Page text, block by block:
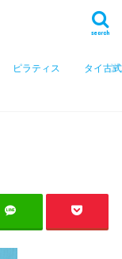
search
ピラティス タイ古